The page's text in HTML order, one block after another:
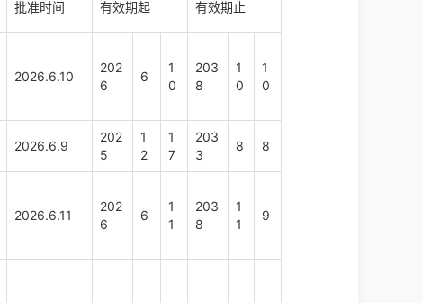
批准时间 有效期起 有效期止
2026.6.10
202
6
6
1
0
203
8
1
0
1
0
2026.6.9
202
5
1
2
1
7
203
3
8 8
2026.6.11
202
6
6
1
1
203
8
1
1
9